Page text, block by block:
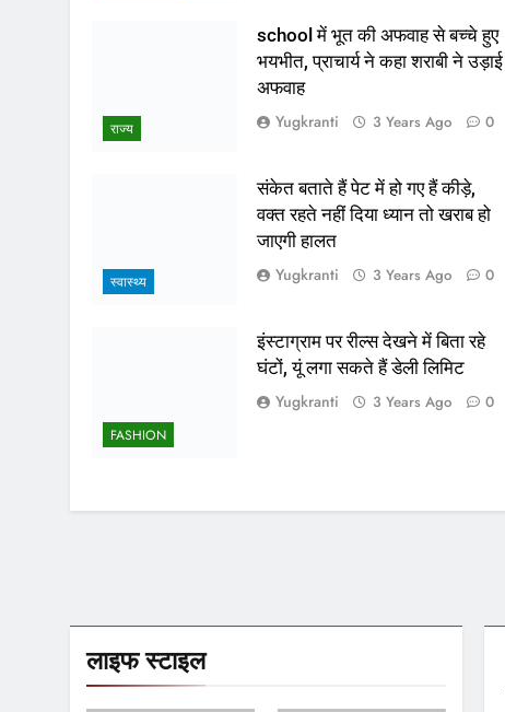
राज्य
school में भूत की अफवाह से बच्चे हुए
भयभीत, प्राचार्य ने कहा शराबी ने उड़ाई
अफवाह
Yugkranti 3 Years Ago 0
स्वास्थ्य
संकेत बताते हैं पेट में हो गए हैं कीड़े,
वक्त रहते नहीं दिया ध्यान तो खराब हो
जाएगी हालत
Yugkranti 3 Years Ago 0
FASHION
इंस्टाग्राम पर रील्स देखने में बिता रहे
घंटों, यूं लगा सकते हैं डेली लिमिट
Yugkranti 3 Years Ago 0